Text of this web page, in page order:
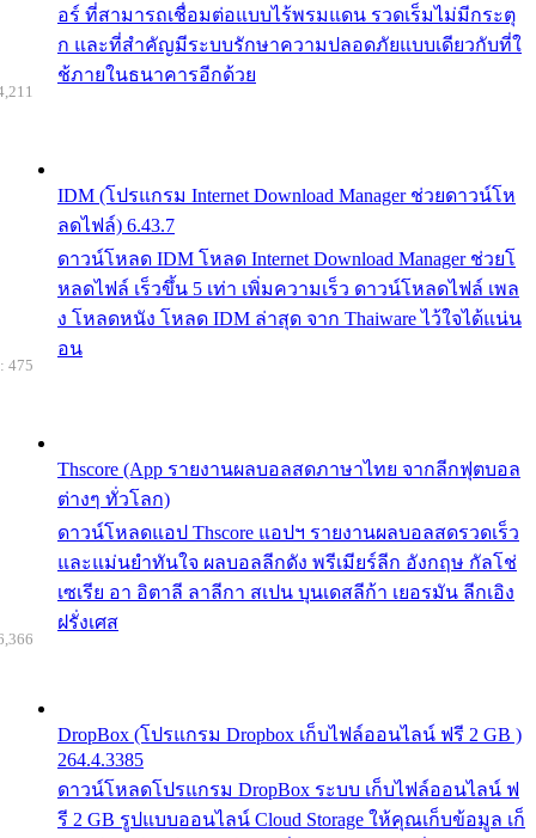
อร์ ที่สามารถเชื่อมต่อแบบไร้พรมแดน รวดเร็มไม่มีกระตุ
ก และที่สำคัญมีระบบรักษาความปลอดภัยแบบเดียวกับที่ใ
ช้ภายในธนาคารอีกด้วย
IDM (โปรแกรม Internet Download Manager ช่วยดาวน์โห
ลดไฟล์) 6.43.7
ดาวน์โหลด IDM โหลด Internet Download Manager ช่วยโ
หลดไฟล์ เร็วขึ้น 5 เท่า เพิ่มความเร็ว ดาวน์โหลดไฟล์ เพล
ง โหลดหนัง โหลด IDM ล่าสุด จาก Thaiware ไว้ใจได้แน่น
อน
Thscore (App รายงานผลบอลสดภาษาไทย จากลีกฟุตบอล
ต่างๆ ทั่วโลก)
ดาวน์โหลดแอป Thscore แอปฯ รายงานผลบอลสดรวดเร็ว
และแม่นยำทันใจ ผลบอลลีกดัง พรีเมียร์ลีก อังกฤษ กัลโช่
เซเรีย อา อิตาลี ลาลีกา สเปน บุนเดสลีก้า เยอรมัน ลีกเอิง
ฝรั่งเศส
475
DropBox (โปรแกรม Dropbox เก็บไฟล์ออนไลน์ ฟรี 2 GB )
264.4.3385
ดาวน์โหลดโปรแกรม DropBox ระบบ เก็บไฟล์ออนไลน์ ฟ
รี 2 GB รูปแบบออนไลน์ Cloud Storage ให้คุณเก็บข้อมูล เก็